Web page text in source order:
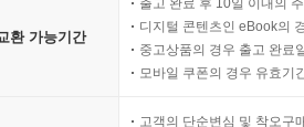
환 가능기간
디지털 콘텐츠인 eBook의
중고상품의 경우 출고 완료
모바일 쿠폰의 경우 유효기
고객의 단순변심 및 착오구